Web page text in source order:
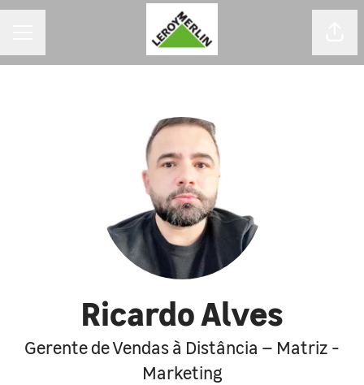
Ricardo Alves
Gerente de Vendas à Distância – Matriz -
Marketing